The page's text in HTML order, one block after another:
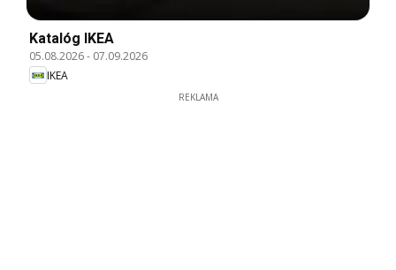
Katalóg IKEA
05.08.2026- 07.09.2026
IKEA
REKLAMA